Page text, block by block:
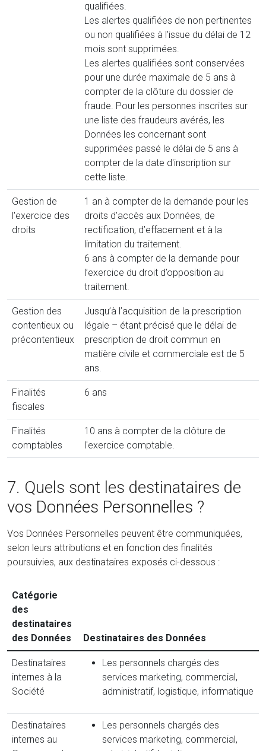
qualifiées.
Les alertes qualifiées de non pertinentes
ou non qualifiées à l’issue du délai de 12
mois sont supprimées.
Les alertes qualifiées sont conservées
pour une durée maximale de 5 ans à
compter de la clôture du dossier de
fraude. Pour les personnes inscrites sur
une liste des fraudeurs avérés, les
Données les concernant sont
supprimées passé le délai de 5 ans à
compter de la date d'inscription sur
cette liste.
Gestion de
l'exercice des
droits
1 an à compter de la demande pour les
droits d’accès aux Données, de
rectification, d’effacement et à la
limitation du traitement.
6 ans à compter de la demande pour
l’exercice du droit d’opposition au
traitement.
Gestion des
contentieux ou
précontentieux
Jusqu’à l’acquisition de la prescription
légale – étant précisé que le délai de
prescription de droit commun en
matière civile et commerciale est de 5
ans.
Finalités
fiscales
6 ans
Finalités
comptables
10 ans à compter de la clôture de
l'exercice comptable.
7. Quels sont les destinataires de
vos Données Personnelles ?
Vos Données Personnelles peuvent être communiquées,
selon leurs attributions et en fonction des finalités
poursuivies, aux destinataires exposés ci-dessous :
Catégorie
des
destinataires
des Données
Destinataires des Données
Destinataires
internes à la
Société
Les personnels chargés des
services marketing, commercial,
administratif, logistique, informatique
Destinataires
internes au
Les personnels chargés des
services marketing, commercial,